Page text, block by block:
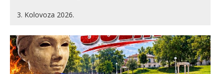
3. Kolovoza 2026.